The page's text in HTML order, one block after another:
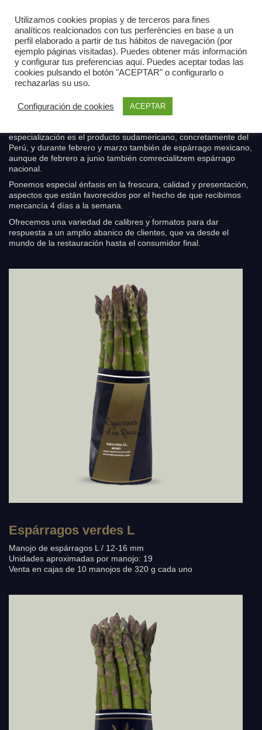
Nuestros productos
especialización es el producto sudamericano, concretamente del
Perú, y durante febrero y marzo también de espárrago mexicano,
aunque de febrero a junio también comrecialitzem espárrago
nacional.
Ponemos especial énfasis en la frescura, calidad y presentación,
aspectos que están favorecidos por el hecho de que recibimos
mercancía 4 días a la semana.
Ofrecemos una variedad de calibres y formatos para dar
respuesta a un amplio abanico de clientes, que va desde el
mundo de la restauración hasta el consumidor final.
Espárragos verdes L
Manojo de espárragos L / 12-16 mm
Unidades aproximadas por manojo: 19
Venta en cajas de 10 manojos de 320 g cada uno
Utilizamos cookies propias y de terceros para fines
analíticos realcionados con tus perferències en base a un
perfil elaborado a partir de tus hábitos de navegación (por
ejemplo páginas visitadas). Puedes obtener más información
y configurar tus preferencias aquí. Puedes aceptar todas las
cookies pulsando el botón "ACEPTAR" o configurarlo o
rechazarlas su uso.
Configuración de cookies ACEPTAR